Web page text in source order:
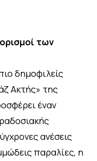
των
δημοφιλείς
Ακτής» της
έναν
ανέσεις
παραλίες, η